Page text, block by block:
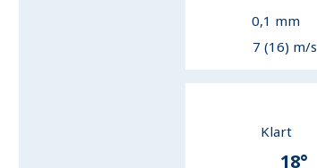
0,1 mm
7 (16) m/s
Klart
18°